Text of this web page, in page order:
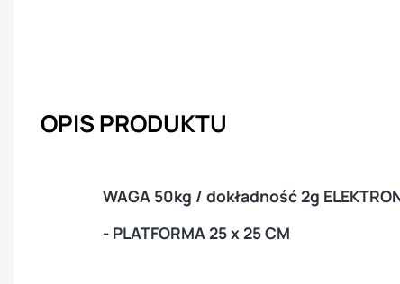
OPIS PRODUKTU
WAGA 50kg / dokładność 2g
- PLATFORMA 25 x 25 CM